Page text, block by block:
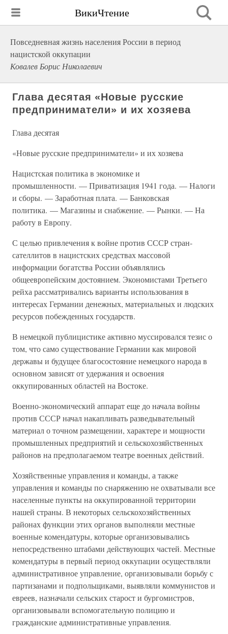
ВикиЧтение
Повседневная жизнь населения России в период
нацистской оккупации
Ковалев Борис Николаевич
Глава десятая «Новые русские
предприниматели» и их хозяева
Глава десятая
«Новые русские предприниматели» и их хозяева
Нацистская политика в экономике и
промышленности. — Приватизация 1941 года. — Налоги
и сборы. — Заработная плата. — Банковская
политика. — Магазины и снабжение. — Рынки. — На
работу в Европу.
С целью привлечения к войне против СССР стран-
сателлитов в нацистских средствах массовой
информации богатства России объявлялись
общеевропейским достоянием. Экономистами Третьего
рейха рассматривались варианты использования в
интересах Германии денежных, материальных и людских
ресурсов побежденных государств.
В немецкой публицистике активно муссировался тезис о
том, что само существование Германии как мировой
державы и будущее благосостояние немецкого народа в
основном зависят от удержания и освоения
оккупированных областей на Востоке.
Военно-экономический аппарат еще до начала войны
против СССР начал накапливать разведывательный
материал о точном размещении, характере и мощности
промышленных предприятий и сельскохозяйственных
районов на предполагаемом театре военных действий.
Хозяйственные управления и команды, а также
управления и команды по снаряжению не охватывали все
населенные пункты на оккупированной территории
нашей страны. В некоторых сельскохозяйственных
районах функции этих органов выполняли местные
военные комендатуры, которые организовывались
непосредственно штабами действующих частей. Местные
комендатуры в первый период оккупации осуществляли
административное управление, организовывали борьбу с
партизанами и подпольщиками, выявляли коммунистов и
евреев, назначали сельских старост и бургомистров,
организовывали вспомогательную полицию и
гражданские административные управления.